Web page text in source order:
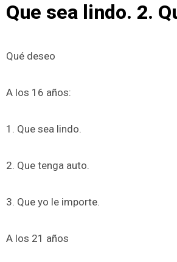
Que sea lindo. 2.
Qué deseo
A los 16 años:
1. Que sea lindo.
2. Que tenga auto.
3. Que yo le importe.
A los 21 años